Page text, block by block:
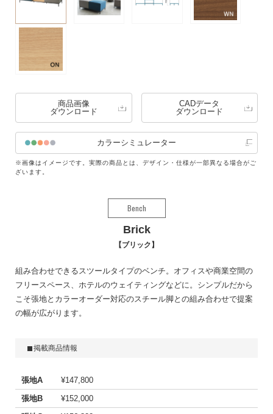
商品画像
ダウンロード
CADデータ
ダウンロード
カラーシミュレーター
※画像はイメージです。実際の商品とは、デザイン・仕様が一部異なる場合がご
ざいます。
Bench
Brick
ブリック
組み合わせできるスツールタイプのベンチ。オフィスや商業空間の
フリースペース、ホテルのウェイティングなどに。シンプルだから
こそ張地とカラーオーダー対応のスチール脚との組み合わせで提案
の幅が広がります。
掲載商品情報
張地A
¥147,800
張地B
¥152,000